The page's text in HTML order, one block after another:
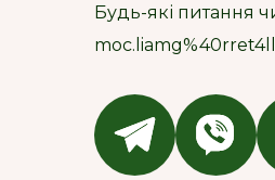
Будь-які питання